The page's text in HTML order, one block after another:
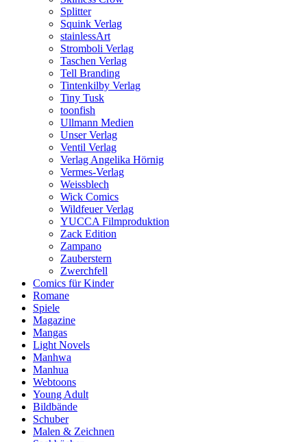
Splitter
Squink Verlag
stainlessArt
Stromboli Verlag
Taschen Verlag
Tell Branding
Tintenkilby Verlag
Tiny Tusk
toonfish
Ullmann Medien
Unser Verlag
Ventil Verlag
Verlag Angelika Hörnig
Vermes-Verlag
Weissblech
Wick Comics
Wildfeuer Verlag
YUCCA Filmproduktion
Zack Edition
Zampano
Zauberstern
Zwerchfell
Comics für Kinder
Romane
Spiele
Magazine
Mangas
Light Novels
Manhwa
Manhua
Webtoons
Young Adult
Bildbände
Schuber
Malen & Zeichnen